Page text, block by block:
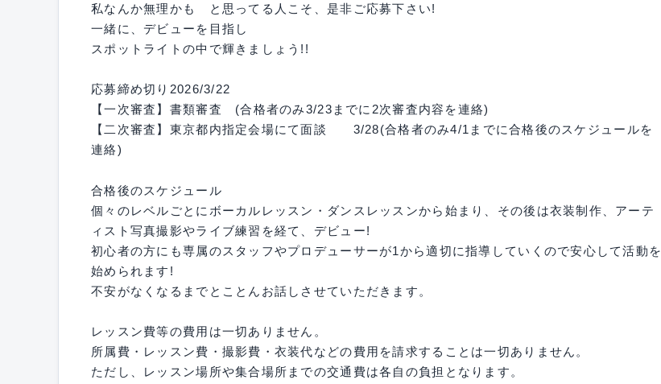
私なんか無理かも と思ってる人こそ、是非ご応募下さい!
一緒に、デビューを目指し
スポットライトの中で輝きましょう!!
応募締め切り2026/3/22
【一次審査】書類審査 (合格者のみ3/23までに2次審査内容を連絡)
【二次審査】東京都内指定会場にて面談 3/28(合格者のみ4/1までに合格後のスケジュールを
連絡)
合格後のスケジュール
個々のレベルごとにボーカルレッスン・ダンスレッスンから始まり、その後は衣装制作、アーテ
ィスト写真撮影やライブ練習を経て、デビュー!
初心者の方にも専属のスタッフやプロデューサーが1から適切に指導していくので安心して活動を
始められます!
不安がなくなるまでとことんお話しさせていただきます。
レッスン費等の費用は一切ありません。
所属費・レッスン費・撮影費・衣装代などの費用を請求することは一切ありません。
ただし、レッスン場所や集合場所までの交通費は各自の負担となります。